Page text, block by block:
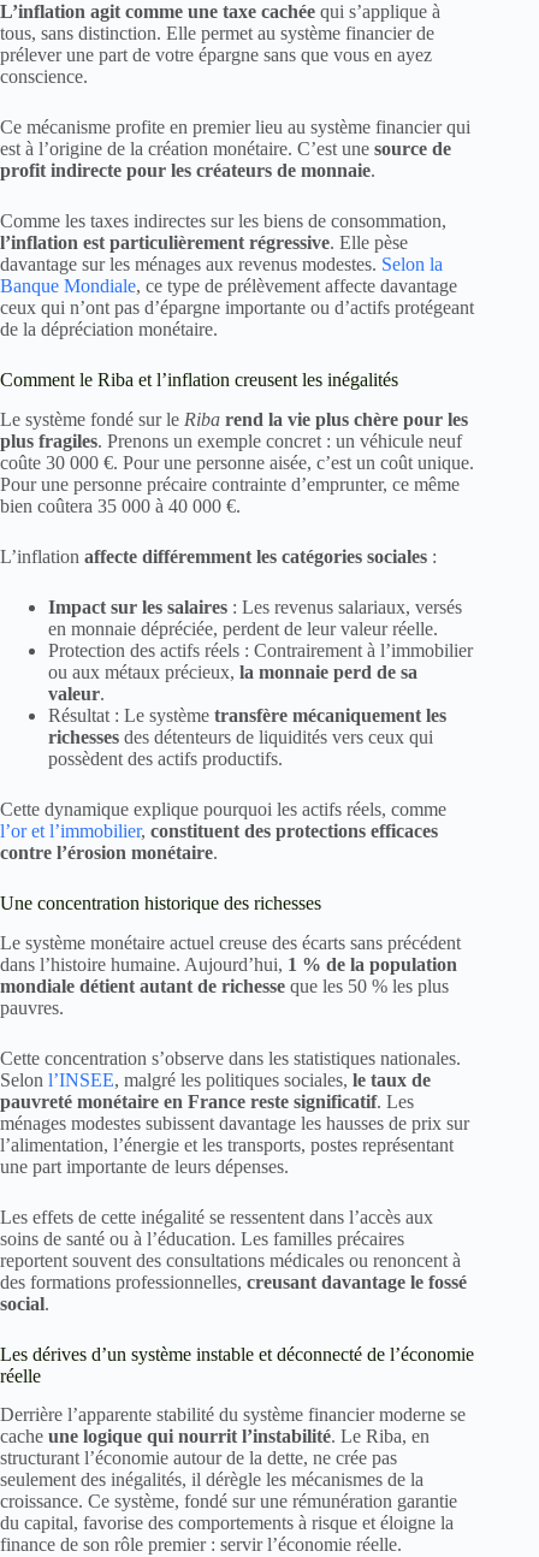
L’inflation agit comme une taxe cachée qui s’applique à
tous, sans distinction. Elle permet au système financier de
prélever une part de votre épargne sans que vous en ayez
conscience.
Ce mécanisme profite en premier lieu au système financier qui
est à l’origine de la création monétaire. C’est une source de
profit indirecte pour les créateurs de monnaie.
Comme les taxes indirectes sur les biens de consommation,
l’inflation est particulièrement régressive. Elle pèse
davantage sur les ménages aux revenus modestes. Selon la
Banque Mondiale, ce type de prélèvement affecte davantage
ceux qui n’ont pas d’épargne importante ou d’actifs protégeant
de la dépréciation monétaire.
Comment le Riba et l’inflation creusent les inégalités
Le système fondé sur le Riba rend la vie plus chère pour les
plus fragiles. Prenons un exemple concret : un véhicule neuf
coûte 30 000 €. Pour une personne aisée, c’est un coût unique.
Pour une personne précaire contrainte d’emprunter, ce même
bien coûtera 35 000 à 40 000 €.
L’inflation affecte différemment les catégories sociales :
Impact sur les salaires : Les revenus salariaux, versés
en monnaie dépréciée, perdent de leur valeur réelle.
Protection des actifs réels : Contrairement à l’immobilier
ou aux métaux précieux, la monnaie perd de sa
valeur.
Résultat : Le système transfère mécaniquement les
richesses des détenteurs de liquidités vers ceux qui
possèdent des actifs productifs.
Cette dynamique explique pourquoi les actifs réels, comme
l’or et l’immobilier, constituent des protections efficaces
contre l’érosion monétaire.
Une concentration historique des richesses
Le système monétaire actuel creuse des écarts sans précédent
dans l’histoire humaine. Aujourd’hui, 1 % de la population
mondiale détient autant de richesse que les 50 % les plus
pauvres.
Cette concentration s’observe dans les statistiques nationales.
Selon l’INSEE, malgré les politiques sociales, le taux de
pauvreté monétaire en France reste significatif. Les
ménages modestes subissent davantage les hausses de prix sur
l’alimentation, l’énergie et les transports, postes représentant
une part importante de leurs dépenses.
Les effets de cette inégalité se ressentent dans l’accès aux
soins de santé ou à l’éducation. Les familles précaires
reportent souvent des consultations médicales ou renoncent à
des formations professionnelles, creusant davantage le fossé
social.
Les dérives d’un système instable et déconnecté de l’économie
réelle
Derrière l’apparente stabilité du système financier moderne se
cache une logique qui nourrit l’instabilité. Le Riba, en
structurant l’économie autour de la dette, ne crée pas
seulement des inégalités, il dérègle les mécanismes de la
croissance. Ce système, fondé sur une rémunération garantie
du capital, favorise des comportements à risque et éloigne la
finance de son rôle premier : servir l’économie réelle.